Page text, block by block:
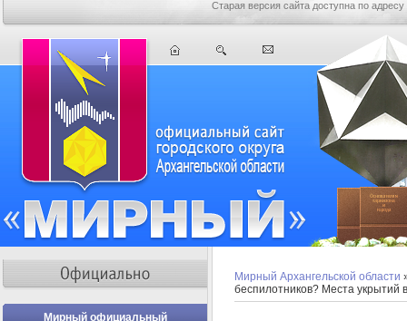
Старая версия сайта доступна по адресу
Мирный официальный
Мирный Архангельской области
беспилотников? Места укрытий